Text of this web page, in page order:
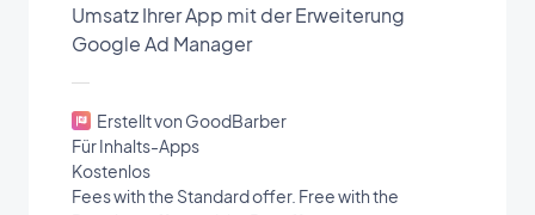
Umsatz Ihrer App mit der Erweiterung
Google Ad Manager
Erstellt von GoodBarber
Für Inhalts-Apps
Kostenlos
Fees with the Standard offer. Free with the